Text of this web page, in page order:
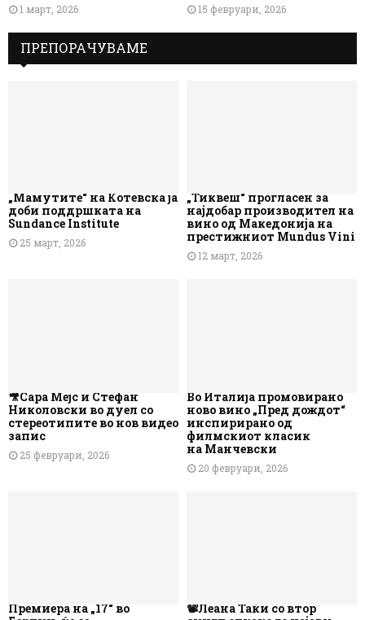
1 март, 2026 15 февруари, 2026
ПРЕПОРАЧУВАМЕ
„Мамутите“ на Котевска ја
доби поддршката на
Sundance Institute
25 март, 2026
„Тиквеш“ прогласен за
најдобар производител на
вино од Македонија на
престижниот Mundus Vini
12 март, 2026
🎥Сара Мејс и Стефан
Николовски во дуел со
стереотипите во нов видео
запис
25 февруари, 2026
Во Италија промовирано
ново вино „Пред дождот“
инспирирано од
филмскиот класик
на Манчевски
20 февруари, 2026
Премиера на „17“ во
📽️Леана Таќи со втор